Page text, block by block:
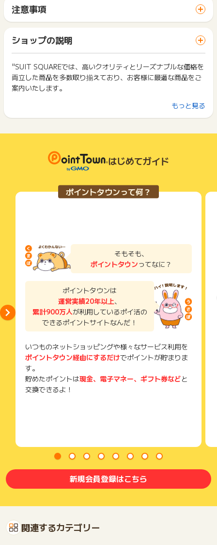
※受け取り拒否
※転売目的のもの
※重複
【お問い合わせ必要情報】
購入日時、注文ID
※ポイントに関するお問い合わせは、ポイントタウンのサポート
までお問い合わせください。ポイントについて、広告主に直接
お問い合わせをした場合、ポイント獲得対象外となる場合がご
サイトに移動してからお申し込みやお買い物が完了するまでの
間に、同じブラウザ（※）で他のサイトに移動した場合はポイン
ト獲得ができません。
「 ショッピングでポイントGET 」ボタンを押した時とサービ
ス・お買い物利用時で、デバイス・ブラウザが異なる場合はポ
イント獲得ができません。
2回以上同じお買い物・サービスをご利用される場合は、毎回
ポイントタウンに戻り、「 ショッピングでポイントGET 」ボ
タンを押してからご利用ください。
下記の事項に該当する場合、広告主側で対象外とみなし、「獲
い物を複数回ご利用された場合
て一度でも同サービス・お買い物を利用されたことがある場合
ご利用前には、Cookieの削除をおこなっていただくことを推奨
サービス・お買い物利用時にお電話など2つ以上の申し込み方
法がある場合、必ずサイト上のWEBフォームからお申し込みく
了などのメールは、ポイント獲得するまで必ず保管してくださ
獲得待ち・獲得失敗の状態でお問い合わせされる際に、該当の
メールを送っていただく場合がございます。
そのため、紛失・破棄された場合は対応いたしかねますので、
ご注意ください。
(※) SafariやChromeなどwebサイトを表示するアプリのこと
注意事項
一部のサービスにつきましては、1商品につき10円単位の金額
は切り捨てとなります。
ポイント獲得が1ポイント未満のものは切り捨てとなり、ポイ
ント履歴には記載されません。
原則として広告主側のポイント等を利用して支払われた金額分
につきましては、ポイントタウンのポイント獲得の対象には含
まれません。
広告主が運営しているサービスの都合もしくは会員様の都合で
商品の交換や一部でもキャンセルされた場合、ポイントが無効
になる可能性もございます。
条件を達成しているかどうかは各広告主ではなく、代理店が行
っているため、広告主はポイントに関する詳細を把握しており
そのため、ポイントタウンのポイントに関するお問い合わせを
広告主様に直接行わないようお願いいたします。
ショップの説明
"SUIT SQUAREでは、高いクオリティとリーズナブルな価格を
両立した商品を多数取り揃えており、お客様に最適な商品をご
案内いたします。
雑誌掲載情報やお買い得情報、週間ランキングなどコンテンツ
満載！
お買い上げ金額に関わらず、送料は全国一律550円(税込)。
服の探し方もカテゴリ、価格、カラーで探せて、あなたの求め
ている服を簡単にお探し頂けます！
もっと見る
はじめてガイド
ポイントタウンって何？
そもそも、
ポイントタウンってなに？
ポイントタウンは
運営実績20年以上、
累計900万人が利用しているポイ活の
できるポイントサイトなんだ！
いつものネットショッピングや様々なサービス利用を
ポイントタウン経由にするだけでポイントが貯まりま
す。
貯めたポイントは現金、電子マネー、ギフト券などと
交換できるよ！
新規会員登録はこちら
関連するカテゴリー